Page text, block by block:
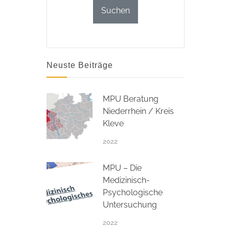
Neuste Beiträge
MPU Beratung
Niederrhein / Kreis
Kleve
2022
MPU – Die
Medizinisch-
Psychologische
Untersuchung
2022